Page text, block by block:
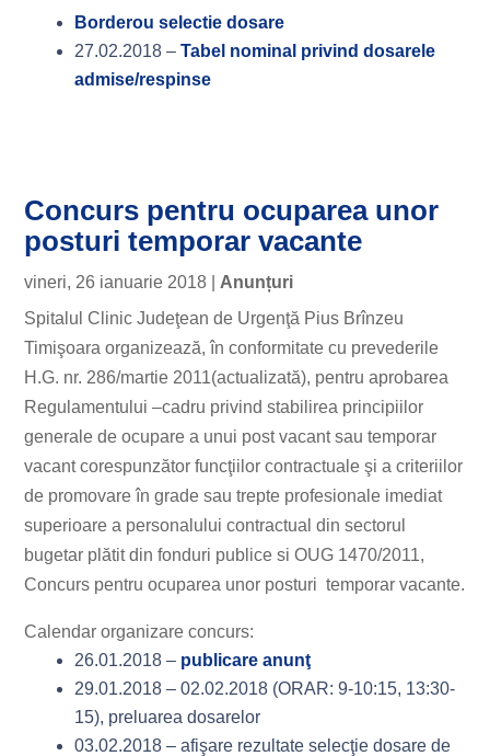
Borderou selectie dosare
27.02.2018 –Tabel nominal privind dosarele
admise/respinse
Concurs pentru ocuparea unor
posturi temporar vacante
vineri, 26 ianuarie 2018
Anunțuri
Spitalul Clinic Judeţean de Urgenţă Pius Brînzeu
Timişoara organizează, în conformitate cu prevederile
H.G. nr. 286/martie 2011(actualizată), pentru aprobarea
Regulamentului –cadru privind stabilirea principiilor
generale de ocupare a unui post vacant sau temporar
vacant corespunzător funcţiilor contractuale şi a criteriilor
de promovare în grade sau trepte profesionale imediat
superioare a personalului contractual din sectorul
bugetar plătit din fonduri publice si OUG 1470/2011,
Concurs pentru ocuparea unor posturi temporar vacante.
Calendar organizare concurs:
26.01.2018 – publicare anunţ
29.01.2018 – 02.02.2018 (ORAR: 9-10:15, 13:30-
15), preluarea dosarelor
03.02.2018 – afişare rezultate selecţie dosare de